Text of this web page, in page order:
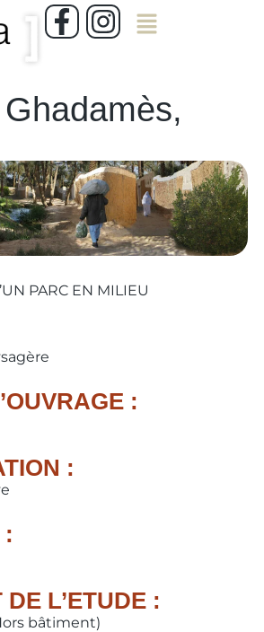
PARC EN MILIEU
:
:
:
L’ETUDE :
bâtiment)